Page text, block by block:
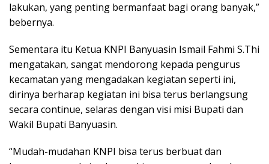
lakukan, yang penting bermanfaat bagi orang banyak,”
bebernya.
Sementara itu Ketua KNPI Banyuasin Ismail Fahmi S.Thi
mengatakan, sangat mendorong kepada pengurus
kecamatan yang mengadakan kegiatan seperti ini,
dirinya berharap kegiatan ini bisa terus berlangsung
secara continue, selaras dengan visi misi Bupati dan
Wakil Bupati Banyuasin.
“Mudah-mudahan KNPI bisa terus berbuat dan